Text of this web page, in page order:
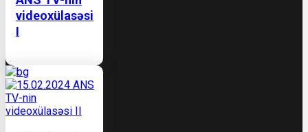
videoxülasəsi
I